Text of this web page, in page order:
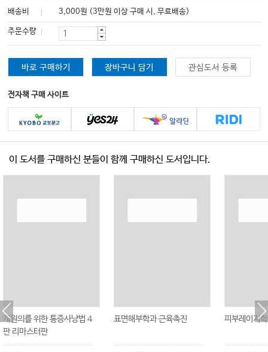
배송비 3,000원 (3만원 이상 구매 시, 무료배송)
주문수량
바로 구매하기 장바구니 담기 관심도서 등록
전자책 구매 사이트
이 도서를 구매하신 분들이 함께 구매하신 도서입니다.
개원의를 위한 통증사냥법 4
판 리마스터판
표면해부학과 근육촉진 피부레이저학